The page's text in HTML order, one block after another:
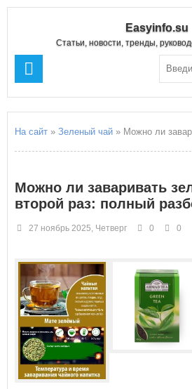
Easyinfo.su
Статьи, новости, тренды,
На сайт » Зеленый чай » Можно ли заваривать
Можно ли заваривать
второй раз: полный
27 ноябрь 2025, Четверг 0 0